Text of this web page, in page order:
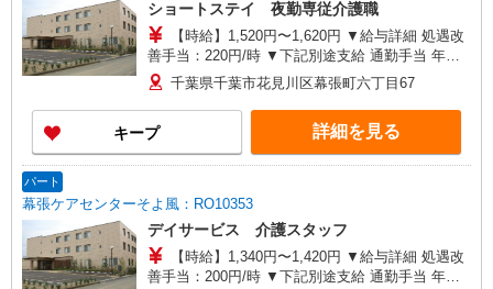
ショートステイ 夜勤専従介護職
【時給】1,520円〜1,620円 ▼給与詳細 処遇改
善手当：220円/時 ▼下記別途支給 通勤手当 年末
年始手当：380円/時 寸志あり：年2回（6月・12
月） ※業績による ※処遇改善手当は試用期間中(3
ヶ月)は支給なし
千葉県千葉市花見川区幕張町六丁目67
キープ 詳細を見る
パート
幕張ケアセンターそよ風：RO10353
デイサービス 介護スタッフ
【時給】1,340円〜1,420円 ▼給与詳細 処遇改
善手当：200円/時 ▼下記別途支給 通勤手当 年末